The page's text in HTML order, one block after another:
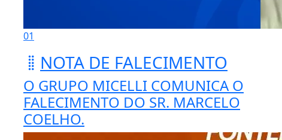
01
NOTA DE FALECIMENTO
O GRUPO MICELLI COMUNICA O
FALECIMENTO DO SR. MARCELO
COELHO.